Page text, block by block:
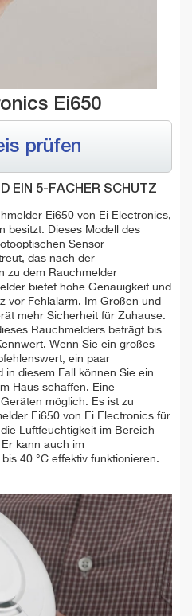
Ei650
prüfen
EIN 5-FACHER SCHUTZ
Ei650 von Ei Electronics,
besitzt. Dieses Modell des
Sensor
das nach der
zu dem Rauchmelder
bietet hohe Genauigkeit und
vor Fehlalarm. Im Großen und
mehr Sicherheit für Zuhause.
Rauchmelders beträgt bis
Wenn Sie ein großes
ein paar
in diesem Fall können Sie ein
Haus schaffen. Eine
möglich. Es ist zu
Ei650 von Ei Electronics für
Luftfeuchtigkeit im Bereich
kann auch im
40 °C effektiv funktionieren.